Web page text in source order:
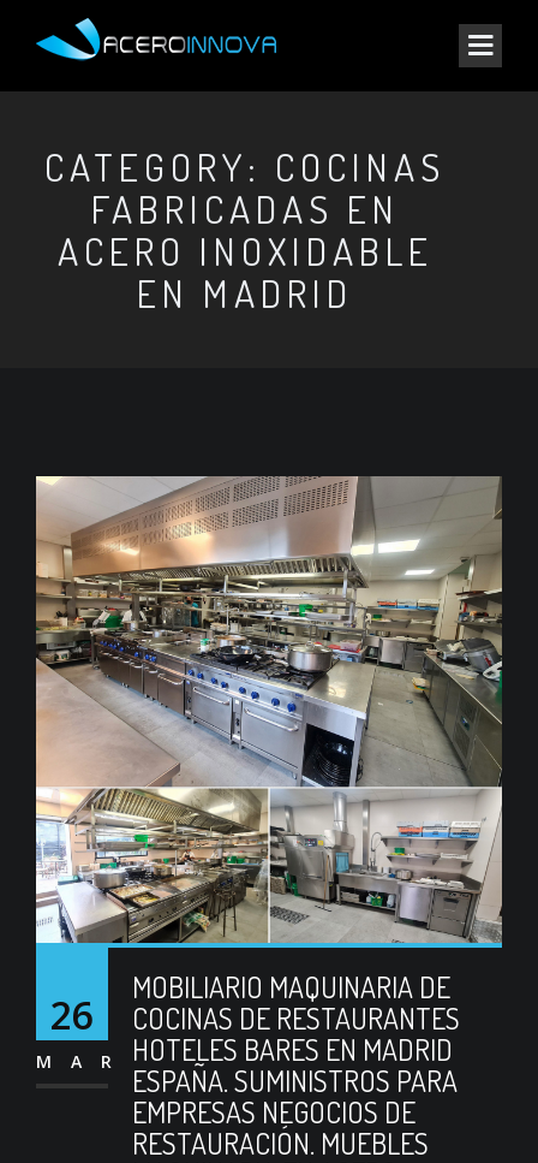
CATEGORY: COCINAS
FABRICADAS EN
ACERO INOXIDABLE
EN MADRID
26
MAR
MOBILIARIO MAQUINARIA DE
COCINAS DE RESTAURANTES
HOTELES BARES EN MADRID
ESPAÑA. SUMINISTROS PARA
EMPRESAS NEGOCIOS DE
RESTAURACIÓN. MUEBLES